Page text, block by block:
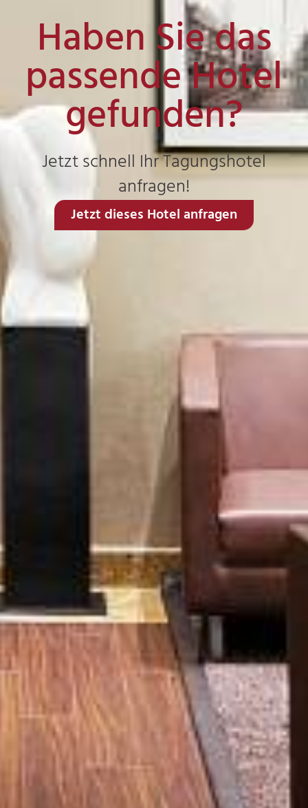
Haben Sie das
passende Hotel
gefunden?
Jetzt schnell Ihr Tagungshotel
anfragen!
Jetzt dieses Hotel anfragen